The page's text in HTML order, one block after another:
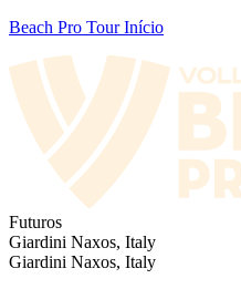
Beach Pro Tour Início
Futuros
Giardini Naxos, Italy
Giardini Naxos, Italy